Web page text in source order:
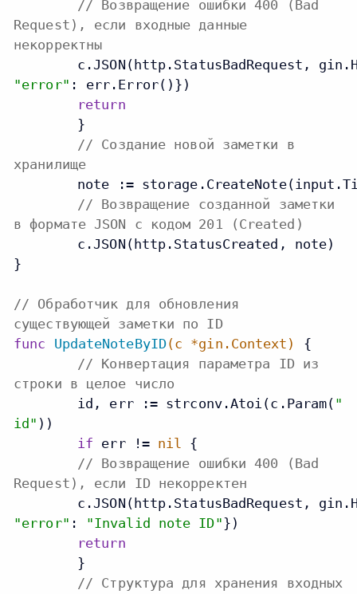
// Возвращение ошибки 400 (Bad
Request), если входные данные
некорректны
c.JSON(http.StatusBadRequest,
"error" : err.Error()})
return
// Создание новой заметки в
хранилище
// Возвращение созданной заметки
в формате JSON с кодом 201 (Created)
}
// Обработчик для обновления
существующей заметки по ID
func
UpdateNoteByID(c *gin.Context)
{
// Конвертация параметра ID из
строки в целое число
	id, err := strconv.Atoi(c.Param(
"
id" ))
if err != nil {
// Возвращение ошибки 400 (Bad
Request), если ID некорректен
c.JSON(http.StatusBadRequest,
"error" : "Invalid note ID"})
return
// Структура для хранения входных